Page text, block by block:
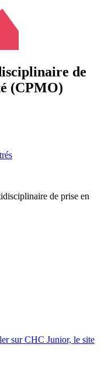
de
(CPMO)
de prise en
sur CHC Junior, le site